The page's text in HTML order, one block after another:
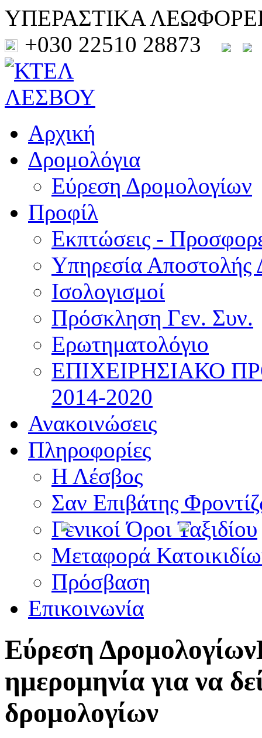
ΥΠΕΡΑΣΤΙΚΑ
+030 22510 28873
Αρχική
Δρομολόγια
Εύρεση Δρομολογίων
Προφίλ
Εκπτώσεις -
Υπηρεσία Αποστολής
Ισολογισμοί
Πρόσκληση Γεν. Συν.
Ερωτηματολόγιο
ΕΠΙΧΕΙΡΗΣΙΑΚΟ
2014-2020
Ανακοινώσεις
Πληροφορίες
Η Λέσβος
Σαν Επιβάτης
Γενικοί Όροι Ταξιδίου
Μεταφορά
Πρόσβαση
Επικοινωνία
Εύρεση Δρομολογίων
ημερομηνία για να
δρομολογίων